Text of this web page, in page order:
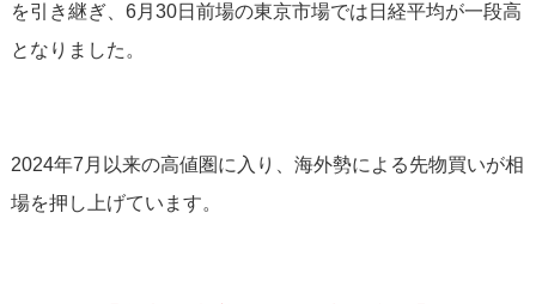
を引き継ぎ、6月30日前場の東京市場では日経平均が一段高
となりました。
2024年7月以来の高値圏に入り、海外勢による先物買いが相
場を押し上げています。